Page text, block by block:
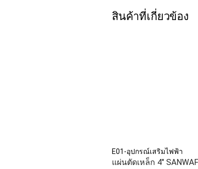
สินค้าที่เกี่ยวข้อง
E01-อุปกรณ์เสริมไฟฟ้า
แผ่นตัดเหล็ก 4"